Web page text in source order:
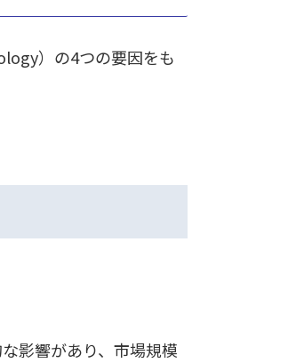
）の4つの要因をも
影響があり、市場規模